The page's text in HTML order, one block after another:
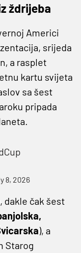
ždrijeba
Americi
srijeda
a rasplet
kartu svijeta
sa šest
pripada
8, 2026
dakle čak šest
), a
Starog